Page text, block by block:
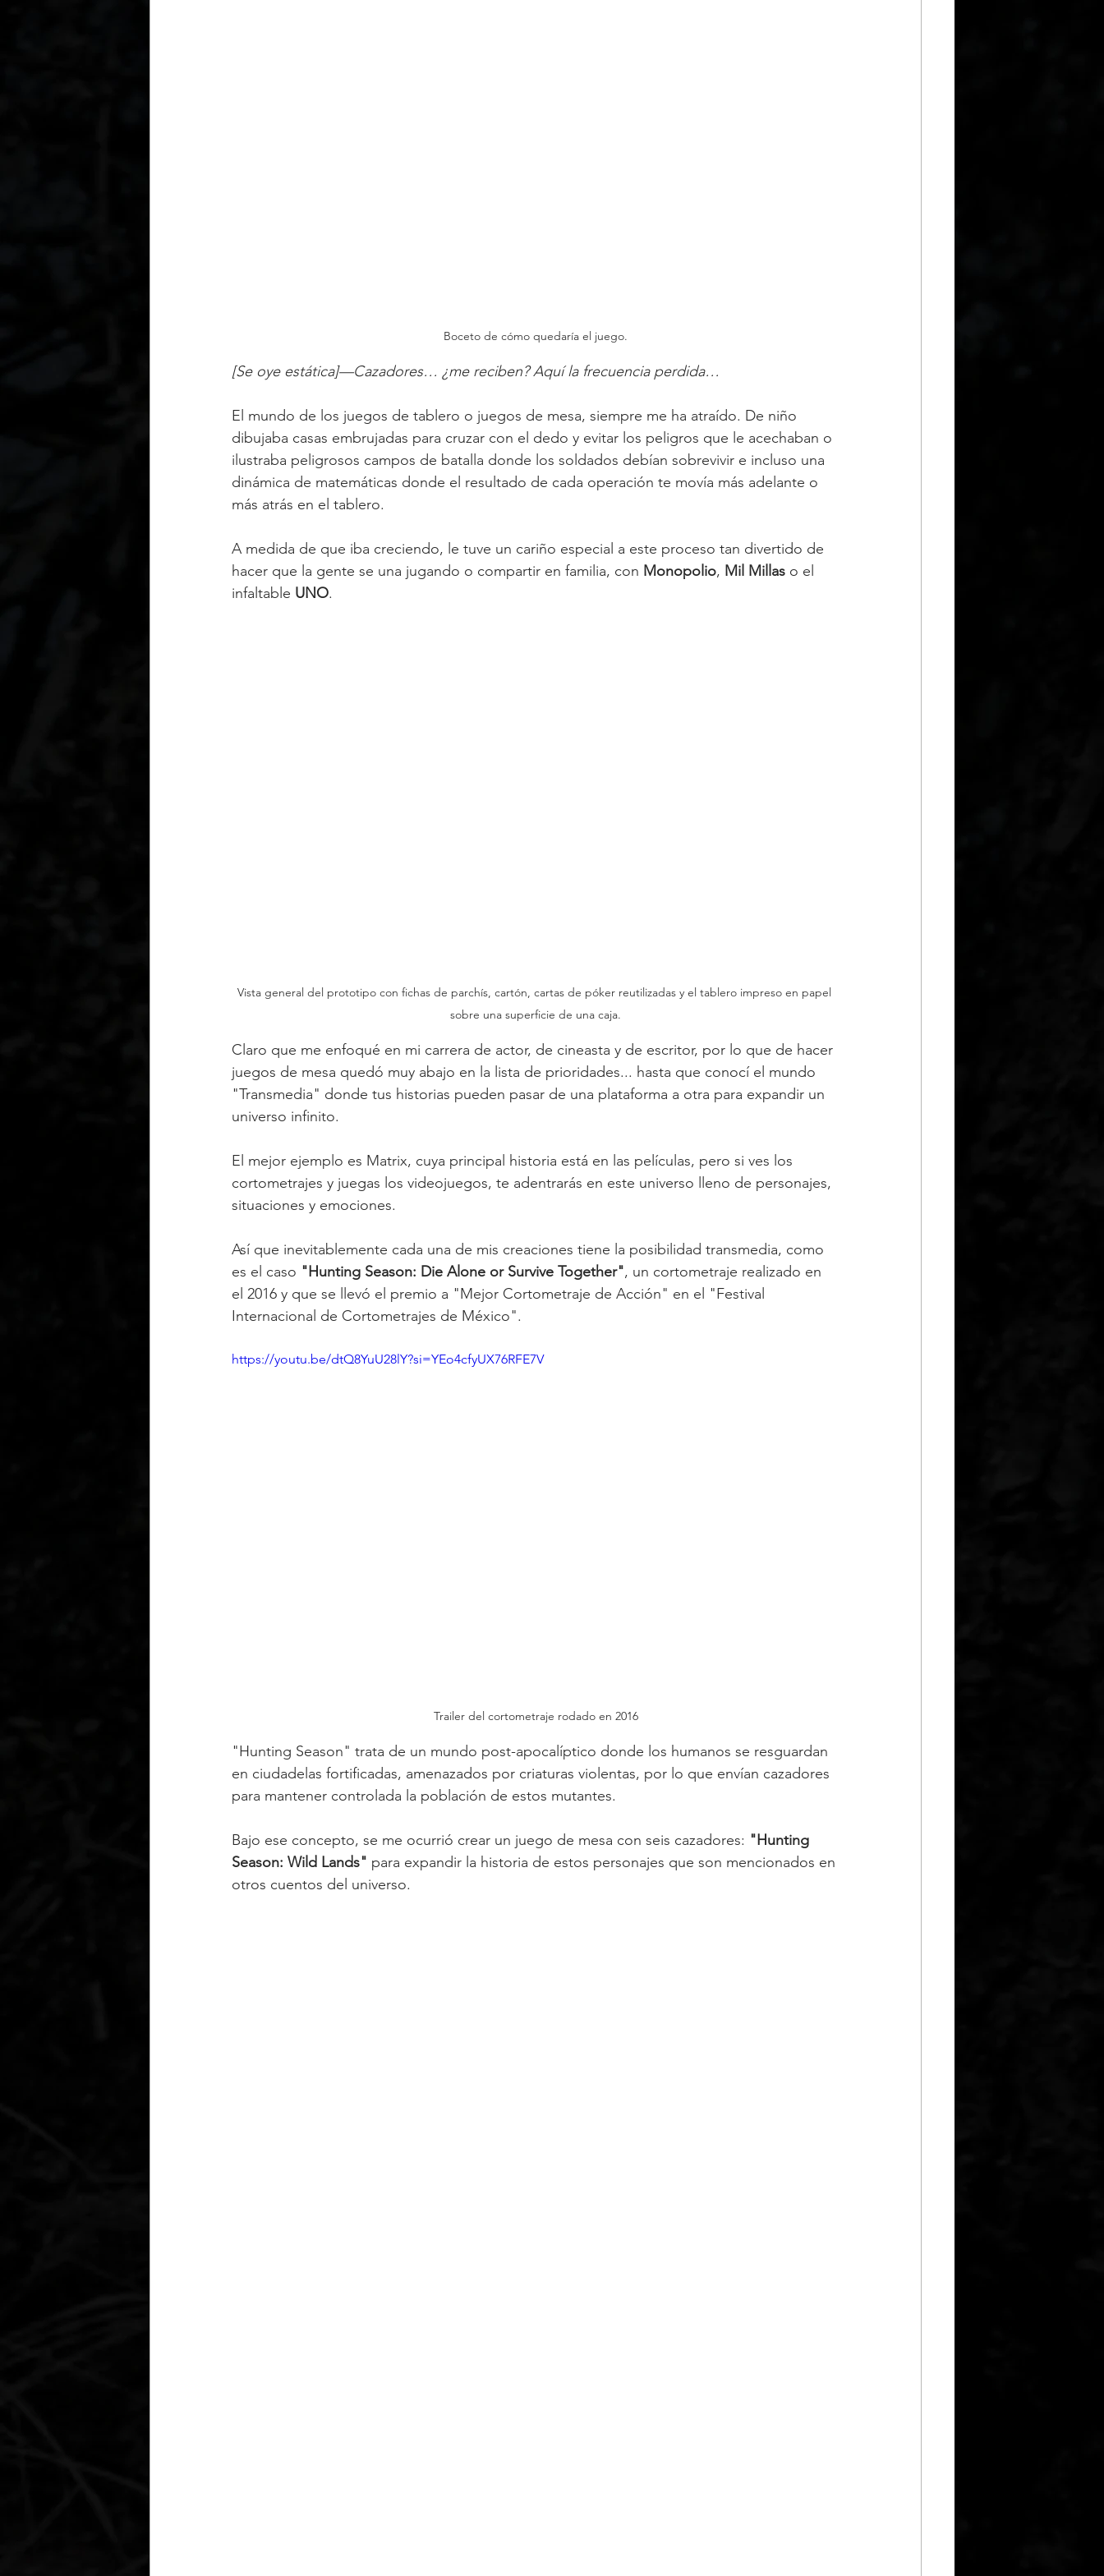
Boceto de cómo quedaría el juego.
[Se oye estática]—Cazadores… ¿me reciben? Aquí la frecuencia perdida…
El mundo de los juegos de tablero o juegos de mesa, siempre me ha atraído. De niño
dibujaba casas embrujadas para cruzar con el dedo y evitar los peligros que le acechaban o
ilustraba peligrosos campos de batalla donde los soldados debían sobrevivir e incluso una
dinámica de matemáticas donde el resultado de cada operación te movía más adelante o
más atrás en el tablero.
A medida de que iba creciendo, le tuve un cariño especial a este proceso tan divertido de
hacer que la gente se una jugando o compartir en familia, con Monopolio, Mil Millas o el
infaltable UNO.
Vista general del prototipo con fichas de parchís, cartón, cartas de póker reutilizadas y el tablero impreso en papel
sobre una superficie de una caja.
Claro que me enfoqué en mi carrera de actor, de cineasta y de escritor, por lo que de hacer
juegos de mesa quedó muy abajo en la lista de prioridades... hasta que conocí el mundo
"Transmedia" donde tus historias pueden pasar de una plataforma a otra para expandir un
universo infinito.
El mejor ejemplo es Matrix, cuya principal historia está en las películas, pero si ves los
cortometrajes y juegas los videojuegos, te adentrarás en este universo lleno de personajes,
situaciones y emociones.
Así que inevitablemente cada una de mis creaciones tiene la posibilidad transmedia, como
es el caso "Hunting Season: Die Alone or Survive Together", un cortometraje realizado en
el 2016 y que se llevó el premio a "Mejor Cortometraje de Acción" en el "Festival
Internacional de Cortometrajes de México".
https://youtu.be/dtQ8YuU28lY?si=YEo4cfyUX76RFE7V
Trailer del cortometraje rodado en 2016
"Hunting Season" trata de un mundo post-apocalíptico donde los humanos se resguardan
en ciudadelas fortificadas, amenazados por criaturas violentas, por lo que envían cazadores
para mantener controlada la población de estos mutantes.
Bajo ese concepto, se me ocurrió crear un juego de mesa con seis cazadores: "Hunting
Season: Wild Lands" para expandir la historia de estos personajes que son mencionados en
otros cuentos del universo.